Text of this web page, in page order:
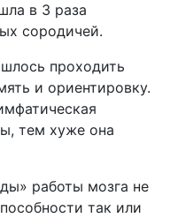
в 3 раза
сородичей.
проходить
и ориентировку.
тем хуже она
работы мозга не
так или